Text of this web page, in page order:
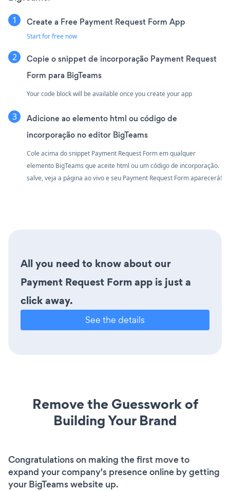
Create a Free Payment Request Form App
Start for free now
Copie o snippet de incorporação Payment Request
Form para BigTeams
Your code block will be available once you create your app
Adicione ao elemento html ou código de
incorporação no editor BigTeams
Cole acima do snippet Payment Request Form em qualquer
elemento BigTeams que aceite html ou um código de incorporação.
salve, veja a página ao vivo e seu Payment Request Form aparecerá!
All you need to know about our
Payment Request Form app is just a
click away.
See the details
Remove the Guesswork of
Building Your Brand
Congratulations on making the first move to
expand your company's presence online by getting
your BigTeams website up.